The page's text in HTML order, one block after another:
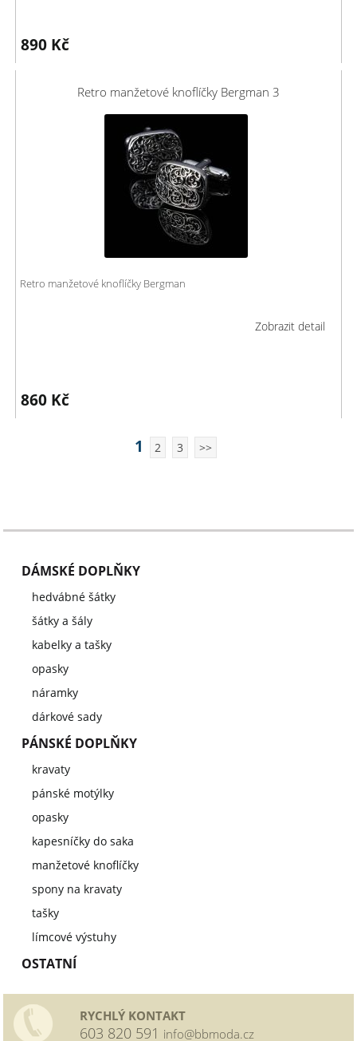
890 Kč
Retro manžetové knoflíčky Bergman 3
Retro manžetové knoflíčky Bergman
Zobrazit detail
860 Kč
1 2 3 >>
DÁMSKÉ DOPLŇKY
hedvábné šátky
šátky a šály
kabelky a tašky
opasky
náramky
dárkové sady
PÁNSKÉ DOPLŇKY
kravaty
pánské motýlky
opasky
kapesníčky do saka
manžetové knoflíčky
spony na kravaty
tašky
límcové výstuhy
OSTATNÍ
RYCHLÝ KONTAKT
603 820 591 info@bbmoda.cz